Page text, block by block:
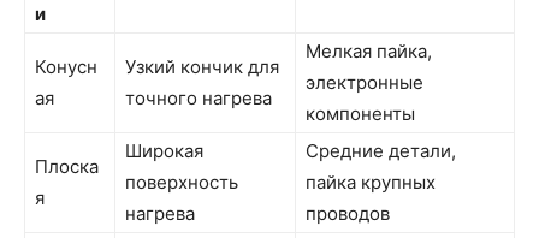
и
Конусн
ая
Узкий кончик для
точного нагрева
Мелкая пайка,
электронные
компоненты
Плоска
я
Широкая
поверхность
нагрева
Средние детали,
пайка крупных
проводов